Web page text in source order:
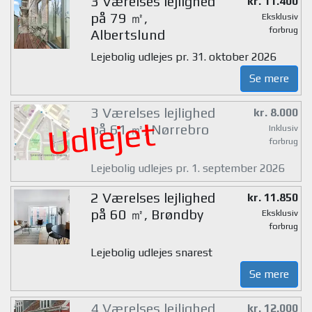
på 79 ㎡,
Albertslund
Eksklusiv
forbrug
Lejebolig udlejes pr. 31. oktober 2026
Se mere
Udlejet
3 Værelses lejlighed
på 61 ㎡, Nørrebro
kr. 8.000
Inklusiv
forbrug
Lejebolig udlejes pr. 1. september 2026
2 Værelses lejlighed
på 60 ㎡, Brøndby
kr. 11.850
Eksklusiv
forbrug
Lejebolig udlejes snarest
Se mere
4 Værelses lejlighed kr. 12.000